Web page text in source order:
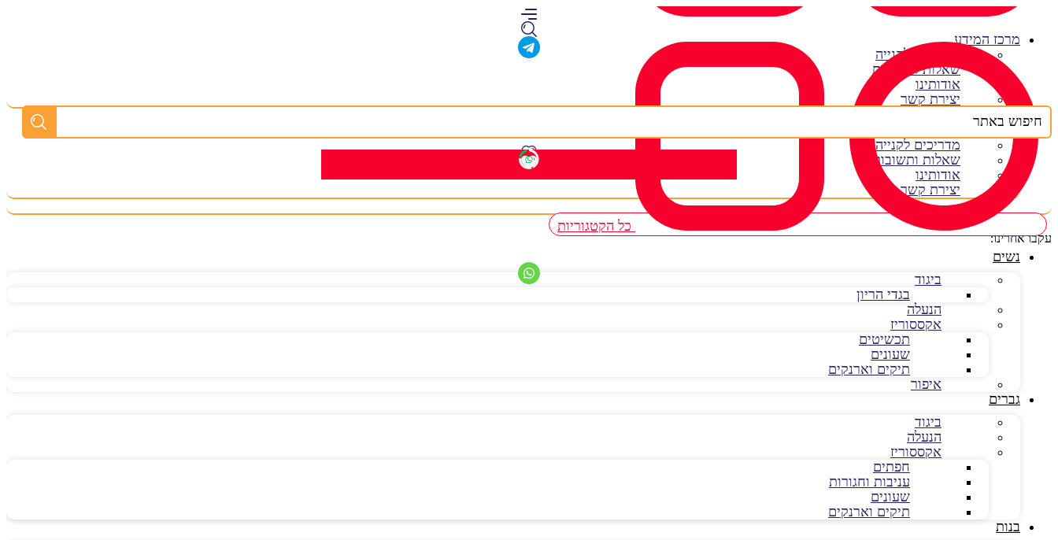
Search
מרכז המידע
מדריכים לקנייה
שאלות ותשובות
אודותינו
יצירת קשר
מרכז המידע
מדריכים לקנייה
שאלות ותשובות
אודותינו
יצירת קשר
עקבו אחרינו:
כל הקטגוריות
נשים
ביגוד
בגדי הריון
הנעלה
אקססוריז
תכשיטים
שעונים
תיקים וארנקים
איפור
גברים
ביגוד
הנעלה
אקססוריז
חפתים
עניבות וחגורות
שעונים
תיקים וארנקים
בנות